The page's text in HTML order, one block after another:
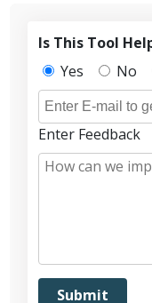
Is This Tool
Yes
No
Enter Feedback